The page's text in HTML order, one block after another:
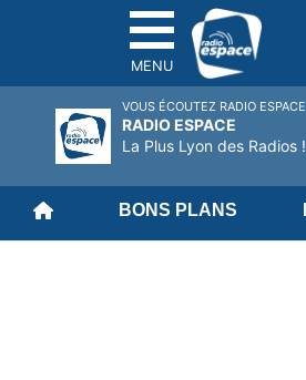
MENU
BONS PLANS
VOUS ÉCOUTEZ RADIO ESPACE
RADIO ESPACE
La Plus Lyon des Radios !